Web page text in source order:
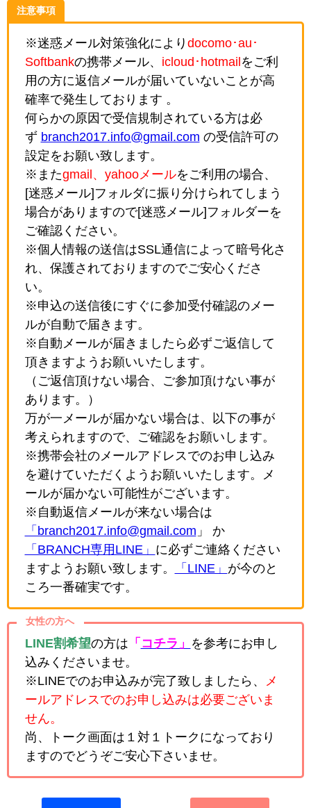
注意事項
※迷惑メール対策強化により docomo･au･
Softbankの携帯メール、 icloud･hotmail をご利
用の方に返信メールが届いていないことが高
確率で発生しております 。
何らかの原因で受信規制されている方は必
ず branch2017.info@gmail.com の受信許可の
設定をお願い致します。
※またgmail、yahooメールをご利用の場合、
[迷惑メール]フォルダに振り分けられてしまう
場合がありますので[迷惑メール]フォルダーを
ご確認ください。
※個人情報の送信はSSL通信によって暗号化さ
れ、保護されておりますのでご安心くださ
い。
※申込の送信後にすぐに参加受付確認のメー
ルが自動で届きます。
※自動メールが届きましたら必ずご返信して
頂きますようお願いいたします。
（ご返信頂けない場合、ご参加頂けない事が
あります。）
万が一メールが届かない場合は、以下の事が
考えられますので、ご確認をお願いします。
※携帯会社のメールアドレスでのお申し込み
を避けていただくようお願いいたします。メ
ールが届かない可能性がございます。
※自動返信メールが来ない場合は
「branch2017.info@gmail.com 」 か
「BRANCH専用LINE」 に必ずご連絡ください
ますようお願い致します。
「LINE」 が今のと
ころ一番確実です。
女性の方へ
LINE割希望の方は 「 コチラ」
を参考にお申し
込みくださいませ。
※LINEでのお申込みが完了致しましたら、
メ
ールアドレスでのお申し込みは必要ございま
せん。
尚、トーク画面は１対１トークになっており
ますのでどうぞご安心下さいませ。